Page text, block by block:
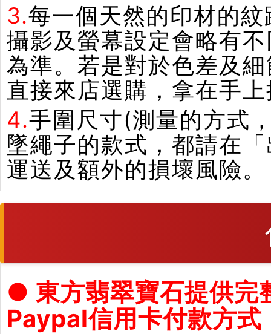
3.每一個天然的印材的
攝影及螢幕設定會略有
為準。若是對於色差及
直接來店選購，拿在手
4.手圍尺寸(測量的方式
墜繩子的款式，都請在
運送及額外的損壞風險。
● 東方翡翠寶石提供完
Paypal信用卡付款方式